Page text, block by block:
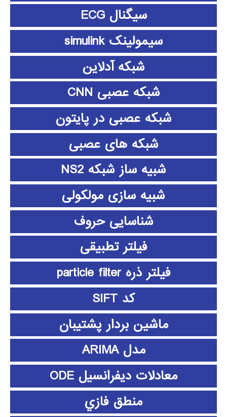
سیگنال ECG
سیمولینک simulink
شبکه آدلاین
شبکه عصبی CNN
شبکه عصبی در پایتون
شبکه های عصبی
شبیه ساز شبکه NS2
شبیه سازی مولکولی
شناسایی حروف
فیلتر تطبیقی
فیلتر ذره particle filter
کد SIFT
ماشین بردار پشتیبان
مدل ARIMA
معادلات دیفرانسیل ODE
منطق فازي